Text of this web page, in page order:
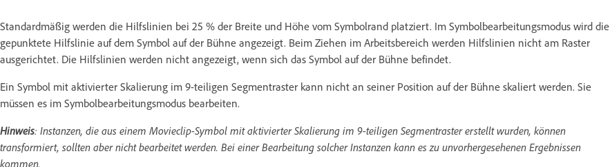
Standardmäßig werden die Hilfslinien bei 25 % der Breite und Höhe vom Symbolrand platziert. Im Symbolbearbeitungsmodus wird die
gepunktete Hilfslinie auf dem Symbol auf der Bühne angezeigt. Beim Ziehen im Arbeitsbereich werden Hilfslinien nicht am Raster
ausgerichtet. Die Hilfslinien werden nicht angezeigt, wenn sich das Symbol auf der Bühne befindet.
Ein Symbol mit aktivierter Skalierung im 9-teiligen Segmentraster kann nicht an seiner Position auf der Bühne skaliert werden. Sie
müssen es im Symbolbearbeitungsmodus bearbeiten.
Hinweis: Instanzen, die aus einem Movieclip-Symbol mit aktivierter Skalierung im 9-teiligen Segmentraster erstellt wurden, können
transformiert, sollten aber nicht bearbeitet werden. Bei einer Bearbeitung solcher Instanzen kann es zu unvorhergesehenen Ergebnissen
kommen.